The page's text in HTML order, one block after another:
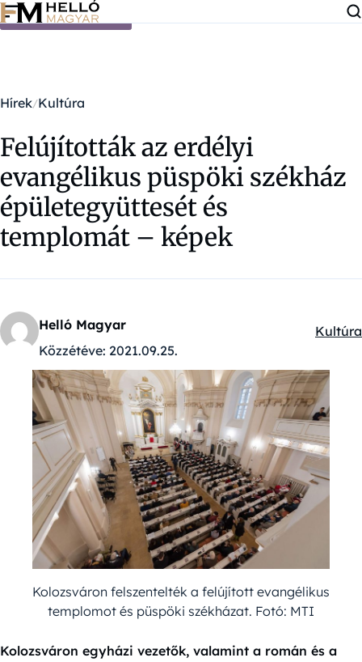
Ugrás a tartalomra
Hírek Kultúra
Felújították az erdélyi
evangélikus püspöki székház
épületegyüttesét és
templomát – képek
Helló Magyar
Közzétéve: 2021.09.25.
Kultúra
Kolozsváron felszentelték a felújított evangélikus
templomot és püspöki székházat. Fotó: MTI
Kolozsváron egyházi vezetők, valamint a román és a